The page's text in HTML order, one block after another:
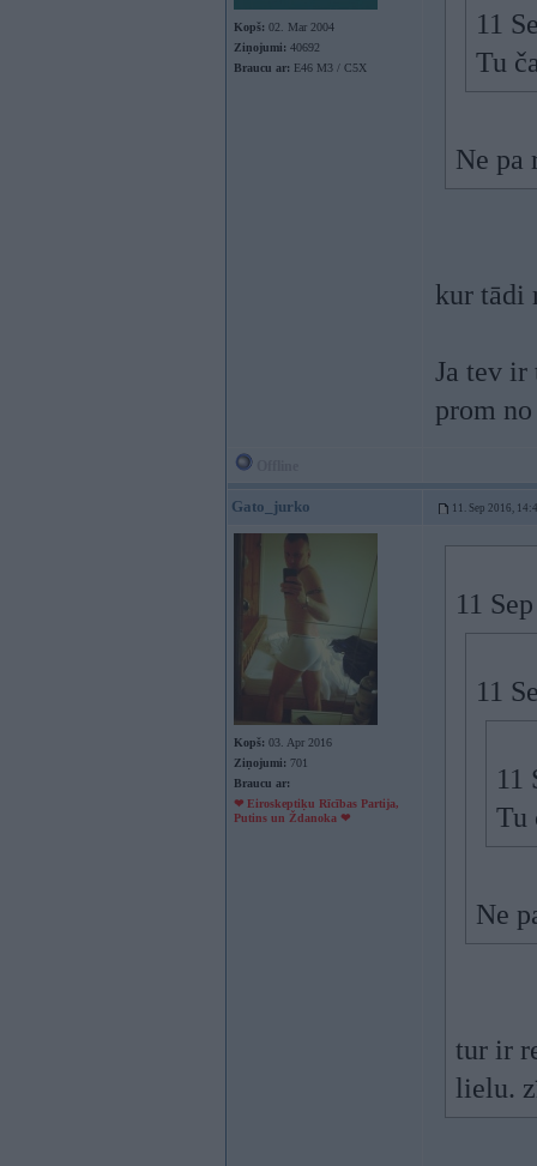
Kopš: 02. Mar 2004
Ziņojumi: 40692
Braucu ar: E46 M3 / C5X
11
Tu
Ne pa
kur tādi
Ja tev ir
prom
Gato_jurko 11. Sep 2016,
Kopš: 03. Apr 2016
Ziņojumi: 701
Braucu ar:
❤ Eiroskeptiķu Rīcības Partija,
Putins un Ždanoka ❤
11
11
11
Tu
Ne
tur ir
lielu.